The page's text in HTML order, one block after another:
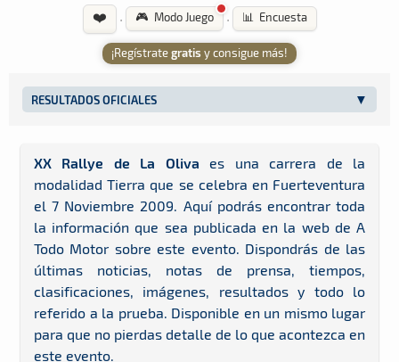
❤️ · 🎮 Modo Juego · 📊 Encuesta
¡Regístrategratis y consigue más!
RESULTADOS OFICIALES
XX Rallye de La Oliva es una carrera de la
modalidad Tierra que se celebra en Fuerteventura
el 7 Noviembre 2009. Aquí podrás encontrar toda
la información que sea publicada en la web de A
Todo Motor sobre este evento. Dispondrás de las
últimas noticias, notas de prensa, tiempos,
clasificaciones, imágenes, resultados y todo lo
referido a la prueba. Disponible en un mismo lugar
para que no pierdas detalle de lo que acontezca en
este evento.